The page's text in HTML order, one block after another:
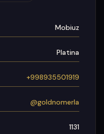
Mobiuz
Platina
+998935501919
@goldnomerla
1131